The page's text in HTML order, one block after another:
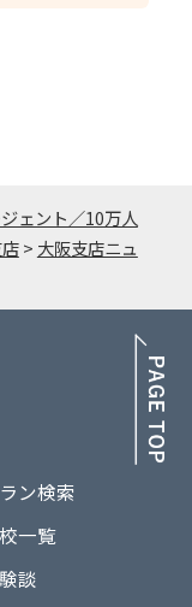
ェント／10万人
> 大阪支店ニュ
ン検索
一覧
談